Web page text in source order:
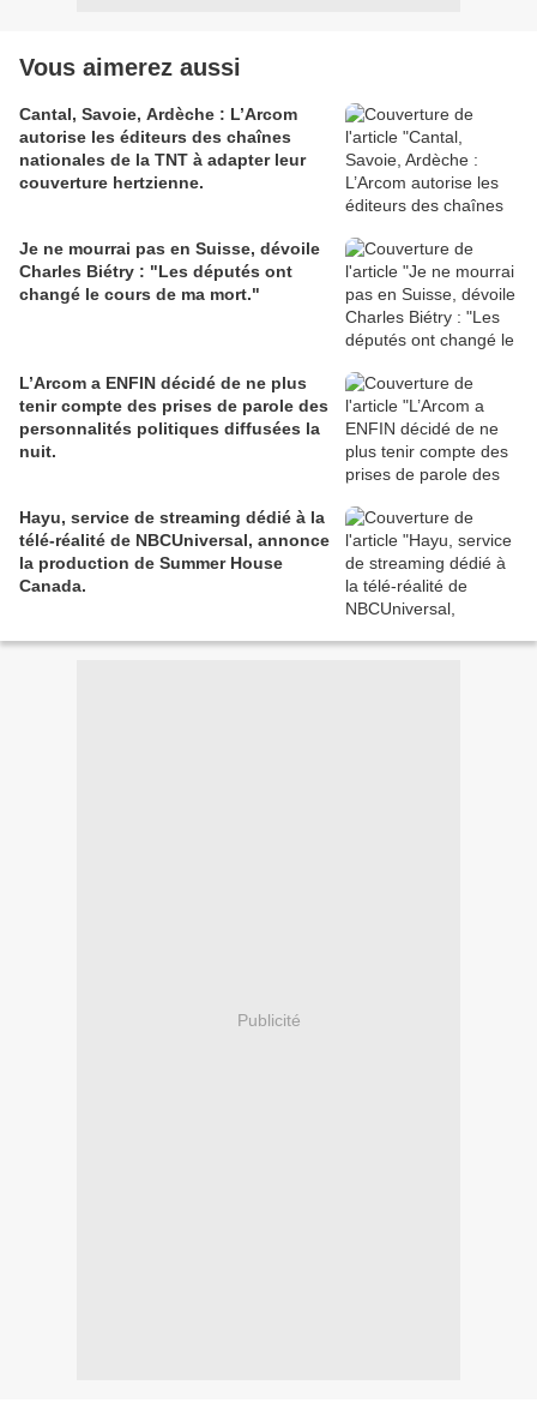
Vous aimerez aussi
Cantal, Savoie, Ardèche : L’Arcom
autorise les éditeurs des chaînes
nationales de la TNT à adapter leur
couverture hertzienne.
Je ne mourrai pas en Suisse, dévoile
Charles Biétry : "Les députés ont
changé le cours de ma mort."
L’Arcom a ENFIN décidé de ne plus
tenir compte des prises de parole des
personnalités politiques diffusées la
nuit.
Hayu, service de streaming dédié à la
télé-réalité de NBCUniversal, annonce
la production de Summer House
Canada.
Publicité